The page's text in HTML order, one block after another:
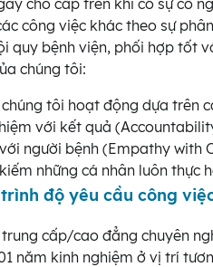
cho cấp trên khi có sự cố
công việc khác theo sự
quy bệnh viện, phối hợp tốt
chúng tôi:
chúng tôi hoạt động dựa trên
với kết quả
người bệnh (Empathy with
những cá nhân luôn thực
độ yêu cầu công
cấp/cao đẳng chuyên
năm kinh nghiệm ở vị trí